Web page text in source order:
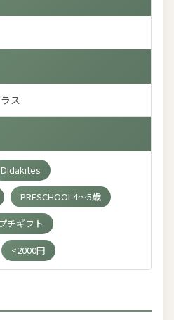
ス
Didakites
PRESCHOOL4～5歳
チギフト
<2000円